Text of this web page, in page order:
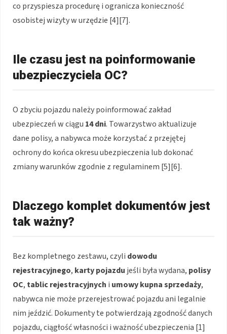
co przyspiesza procedurę i ogranicza konieczność
osobistej wizyty w urzędzie [4][7].
Ile czasu jest na poinformowanie
ubezpieczyciela OC?
O zbyciu pojazdu należy poinformować zakład
ubezpieczeń w ciągu 14 dni. Towarzystwo aktualizuje
dane polisy, a nabywca może korzystać z przejętej
ochrony do końca okresu ubezpieczenia lub dokonać
zmiany warunków zgodnie z regulaminem [5][6].
Dlaczego komplet dokumentów jest
tak ważny?
Bez kompletnego zestawu, czyli dowodu
rejestracyjnego, karty pojazdu jeśli była wydana, polisy
OC, tablic rejestracyjnych i umowy kupna sprzedaży,
nabywca nie może przerejestrować pojazdu ani legalnie
nim jeździć. Dokumenty te potwierdzają zgodność danych
pojazdu, ciągłość własności i ważność ubezpieczenia [1]